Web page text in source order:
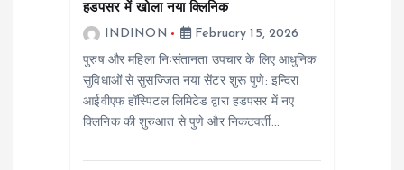
हडपसर में खोला नया क्लिनिक
INDINON
February 15, 2026
पुरुष और महिला निःसंतानता उपचार के लिए आधुनिक
सुविधाओं से सुसज्जित नया सेंटर शुरू पुणे: इन्दिरा
आईवीएफ हॉस्पिटल लिमिटेड द्वारा हडपसर में नए
क्लिनिक की शुरुआत से पुणे और निकटवर्ती…